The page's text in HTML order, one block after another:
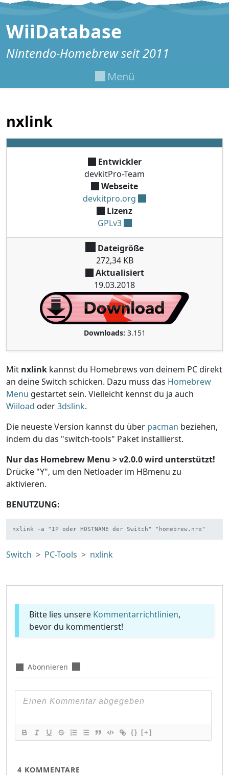
Zum Inhalt springen
WiiDatabase
Nintendo-Homebrew seit 2011
Menü
nxlink
Entwickler
devkitPro-Team
Webseite
devkitpro.org
Lizenz
GPLv3
Dateigröße
272,34 KB
Aktualisiert
19.03.2018
Downloads: 3.151
Mit nxlink kannst du Homebrews von deinem PC direkt
an deine Switch schicken. Dazu muss das Homebrew
Menu gestartet sein. Vielleicht kennst du ja auch
Wiiload oder3dslink.
Die neueste Version kannst du über pacman beziehen,
indem du das "switch-tools" Paket installierst.
Nur das Homebrew Menu > v2.0.0 wird unterstützt!
Drücke "Y", um den Netloader im HBmenu zu
aktivieren.
BENUTZUNG:
nxlink -a "IP oder HOSTNAME der Switch" "homebrew.nro"
Switch PC-Tools nxlink
Bitte lies unsere Kommentarrichtlinien,
bevor du kommentierst!
Abonnieren
{} [+]
4 KOMMENTARE